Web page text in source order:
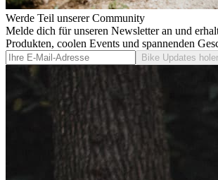
Werde Teil unserer Community
Melde dich für unseren Newsletter an und
Produkten, coolen Events und spannenden
Bike Updates